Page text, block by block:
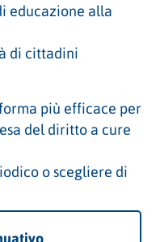
educazione alla
di cittadini
più efficace per
del diritto a cure
o scegliere di